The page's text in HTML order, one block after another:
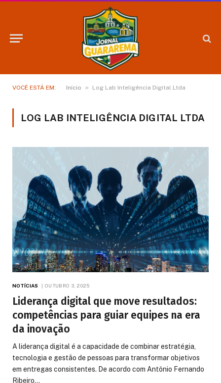
VOCÊ ESTÁ EM: Início » Log Lab Inteligência Digital Ltda
LOG LAB INTELIGÊNCIA DIGITAL LTDA
NOTÍCIAS OUTUBRO 3, 2025
Liderança digital que move resultados:
competências para guiar equipes na era
da inovação
A liderança digital é a capacidade de combinar estratégia,
tecnologia e gestão de pessoas para transformar objetivos
em entregas consistentes. De acordo com Antônio Fernando
Ribeiro…